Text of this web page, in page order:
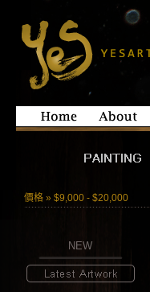
價格 » $9,000 - $20,000
NEW